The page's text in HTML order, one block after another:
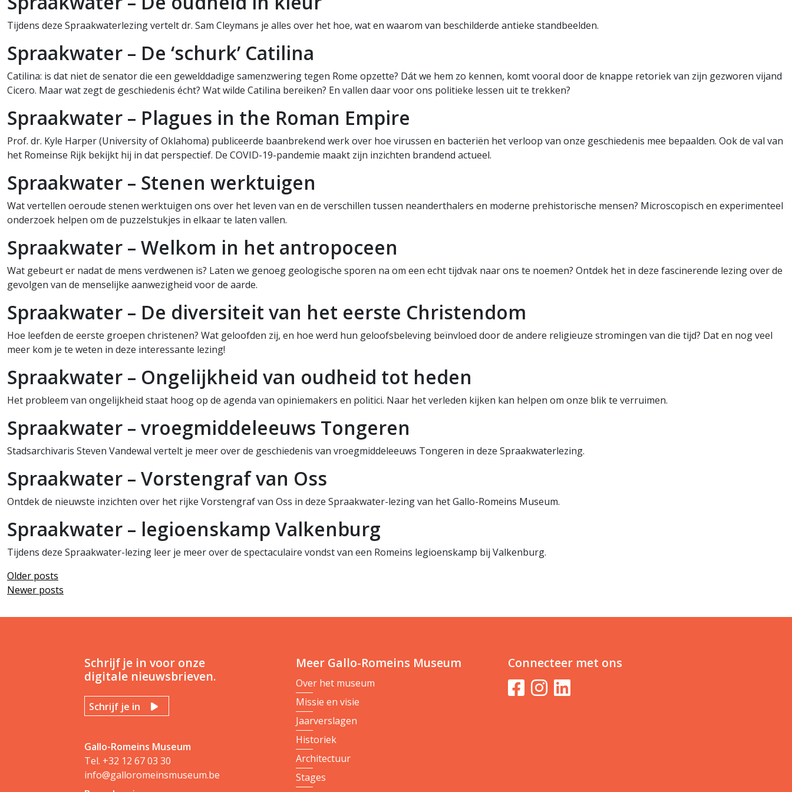
Tijdens deze Spraakwaterlezing vertelt dr. Sam Cleymans je alles over het hoe, wat en waarom van beschilderde antieke standbeelden.
Spraakwater – De ‘schurk’ Catilina
Catilina: is dat niet de senator die een gewelddadige samenzwering tegen Rome opzette? Dát we hem zo kennen, komt vooral door de knappe retoriek van zijn gezworen vijand
Cicero. Maar wat zegt de geschiedenis écht? Wat wilde Catilina bereiken? En vallen daar voor ons politieke lessen uit te trekken?
Spraakwater – Plagues in the Roman Empire
Prof. dr. Kyle Harper (University of Oklahoma) publiceerde baanbrekend werk over hoe virussen en bacteriën het verloop van onze geschiedenis mee bepaalden. Ook de val van
het Romeinse Rijk bekijkt hij in dat perspectief. De COVID-19-pandemie maakt zijn inzichten brandend actueel.
Spraakwater – Stenen werktuigen
Wat vertellen oeroude stenen werktuigen ons over het leven van en de verschillen tussen neanderthalers en moderne prehistorische mensen? Microscopisch en experimenteel
onderzoek helpen om de puzzelstukjes in elkaar te laten vallen.
Spraakwater – Welkom in het antropoceen
Wat gebeurt er nadat de mens verdwenen is? Laten we genoeg geologische sporen na om een echt tijdvak naar ons te noemen? Ontdek het in deze fascinerende lezing over de
gevolgen van de menselijke aanwezigheid voor de aarde.
Spraakwater – De diversiteit van het eerste Christendom
Hoe leefden de eerste groepen christenen? Wat geloofden zij, en hoe werd hun geloofsbeleving beïnvloed door de andere religieuze stromingen van die tijd? Dat en nog veel
meer kom je te weten in deze interessante lezing!
Spraakwater – Ongelijkheid van oudheid tot heden
Het probleem van ongelijkheid staat hoog op de agenda van opiniemakers en politici. Naar het verleden kijken kan helpen om onze blik te verruimen.
Spraakwater – vroegmiddeleeuws Tongeren
Stadsarchivaris Steven Vandewal vertelt je meer over de geschiedenis van vroegmiddeleeuws Tongeren in deze Spraakwaterlezing.
Spraakwater – Vorstengraf van Oss
Ontdek de nieuwste inzichten over het rijke Vorstengraf van Oss in deze Spraakwater-lezing van het Gallo-Romeins Museum.
Spraakwater – legioenskamp Valkenburg
Tijdens deze Spraakwater-lezing leer je meer over de spectaculaire vondst van een Romeins legioenskamp bij Valkenburg.
Older posts
Newer posts
Schrijf je in voor onze
digitale nieuwsbrieven.
Schrijf je in
Gallo-Romeins Museum
Tel. +32 12 67 03 30
info@galloromeinsmuseum.be
Meer Gallo-Romeins Museum
Over het museum
Missie en visie
Jaarverslagen
Historiek
Architectuur
Stages
Connecteer met ons